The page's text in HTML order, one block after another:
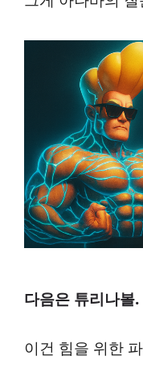
다음은 튜리나볼.
이건 힘을 위한